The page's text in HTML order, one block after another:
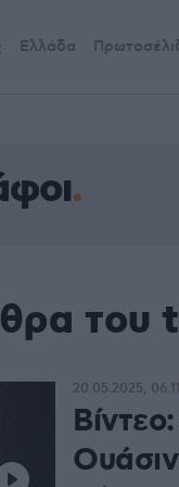
Ελλάδα
του
20.05.2025, 06:11